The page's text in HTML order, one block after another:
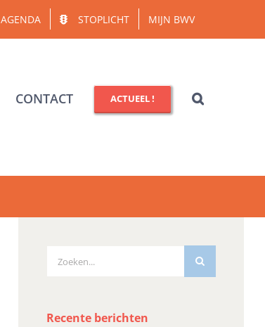
AGENDA STOPLICHT MIJN BWV
CONTACT ACTUEEL !
Zoeken
Recente berichten